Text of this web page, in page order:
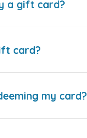
a gift card?
card?
my card?